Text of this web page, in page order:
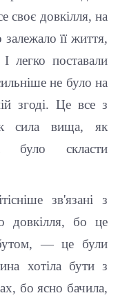
своє довкілля, на
її життя,
легко поставали
не було на
згоді. Це все з
сила вища, як
скласти
зв'язані з
бо це
— це були
хотіла бути з
бо ясно бачила,